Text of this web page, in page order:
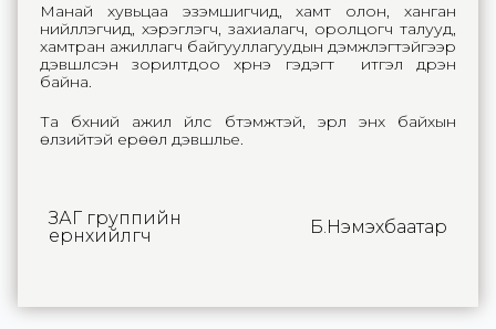
Манай хувьцаа эзэмшигчид, хамт олон, ханган
нийлүүлэгчид, хэрэглэгч, захиалагч, оролцогч талууд,
хамтран ажиллагч байгууллагуудын дэмжлэгтэйгээр
дэвшүүлсэн зорилтдоо хүрнэ гэдэгт итгэл дүүрэн
байна.
Та бүхний ажил үйлс бүтэмжтэй, эрүүл энх байхын
өлзийтэй ерөөл дэвшүүлье.
ЗАГ группийн
ерөнхийлөгч
Б.Нэмэхбаатар